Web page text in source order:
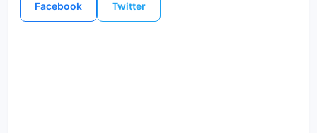
Facebook Twitter